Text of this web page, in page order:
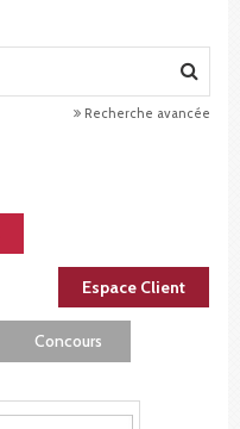
Recherche avancée
Espace Client
Concours